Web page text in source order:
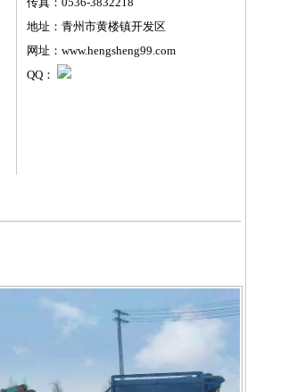
地址：青州市黄楼镇开发区
网址：www.hengsheng99.com
QQ：